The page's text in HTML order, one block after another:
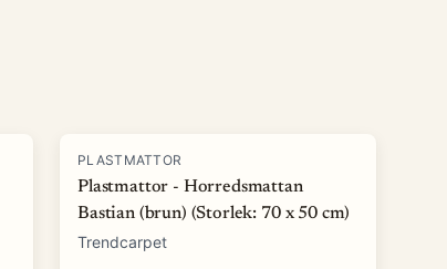
PLASTMATTOR
Plastmattor - Horredsmattan
Bastian (brun) (Storlek: 70 x 50 cm)
Trendcarpet